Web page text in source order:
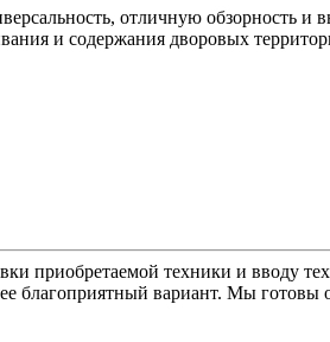
отличную обзорность и
и содержания дворовых
приобретаемой техники и вводу
благоприятный вариант. Мы